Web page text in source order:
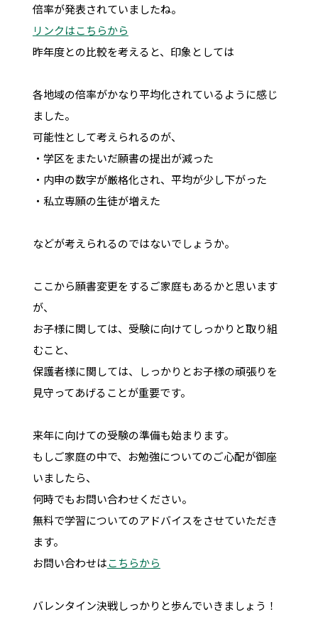
倍率が発表されていましたね。
リンクはこちらから
昨年度との比較を考えると、印象としては
各地域の倍率がかなり平均化されているように感じ
ました。
可能性として考えられるのが、
・学区をまたいだ願書の提出が減った
・内申の数字が厳格化され、平均が少し下がった
・私立専願の生徒が増えた
などが考えられるのではないでしょうか。
ここから願書変更をするご家庭もあるかと思います
が、
お子様に関しては、受験に向けてしっかりと取り組
むこと、
保護者様に関しては、しっかりとお子様の頑張りを
見守ってあげることが重要です。
来年に向けての受験の準備も始まります。
もしご家庭の中で、お勉強についてのご心配が御座
いましたら、
何時でもお問い合わせください。
無料で学習についてのアドバイスをさせていただき
ます。
お問い合わせはこちらから
バレンタイン決戦しっかりと歩んでいきましょう！